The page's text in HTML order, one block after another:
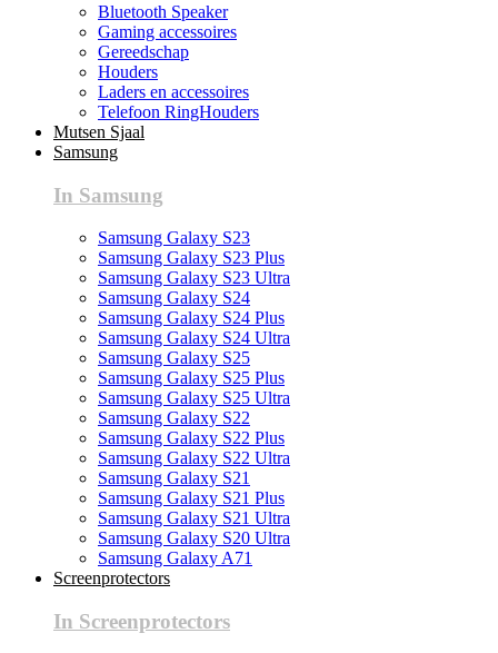
Bluetooth Speaker
Gaming accessoires
Gereedschap
Houders
Laders en accessoires
Telefoon RingHouders
Mutsen Sjaal
Samsung
In Samsung
Samsung Galaxy S23
Samsung Galaxy S23 Plus
Samsung Galaxy S23 Ultra
Samsung Galaxy S24
Samsung Galaxy S24 Plus
Samsung Galaxy S24 Ultra
Samsung Galaxy S25
Samsung Galaxy S25 Plus
Samsung Galaxy S25 Ultra
Samsung Galaxy S22
Samsung Galaxy S22 Plus
Samsung Galaxy S22 Ultra
Samsung Galaxy S21
Samsung Galaxy S21 Plus
Samsung Galaxy S21 Ultra
Samsung Galaxy S20 Ultra
Samsung Galaxy A71
Screenprotectors
In Screenprotectors